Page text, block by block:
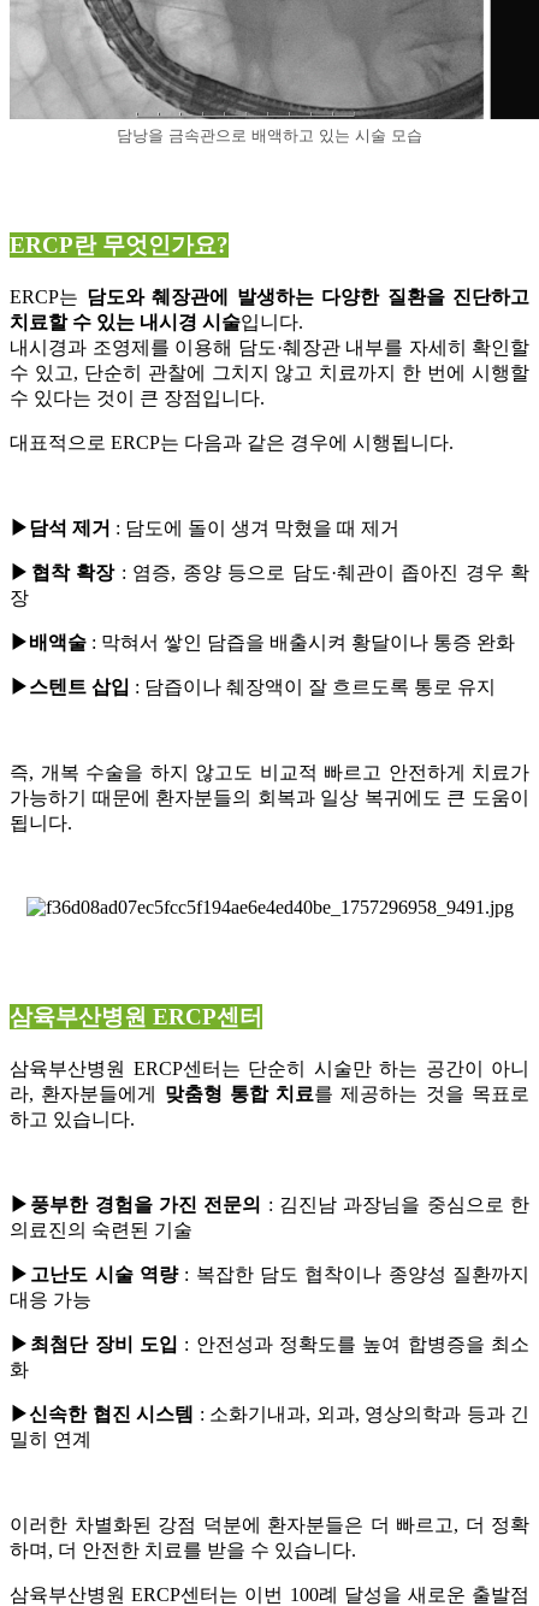
담낭을 금속관으로 배액하고 있는 시술 모습
ERCP란 무엇인가요?
ERCP는 담도와 췌장관에 발생하는 다양한 질환을 진단하고
치료할 수 있는 내시경 시술입니다.
내시경과 조영제를 이용해 담도·췌장관 내부를 자세히 확인할
수 있고, 단순히 관찰에 그치지 않고 치료까지 한 번에 시행할
수 있다는 것이 큰 장점입니다.
대표적으로 ERCP는 다음과 같은 경우에 시행됩니다.
▶담석 제거 : 담도에 돌이 생겨 막혔을 때 제거
▶ 협착 확장: 염증, 종양 등으로 담도·췌관이 좁아진 경우 확
장
▶배액술 : 막혀서 쌓인 담즙을 배출시켜 황달이나 통증 완화
▶스텐트 삽입 : 담즙이나 췌장액이 잘 흐르도록 통로 유지
즉, 개복 수술을 하지 않고도 비교적 빠르고 안전하게 치료가
가능하기 때문에 환자분들의 회복과 일상 복귀에도 큰 도움이
됩니다.
삼육부산병원 ERCP센터
삼육부산병원 ERCP센터는 단순히 시술만 하는 공간이 아니
라, 환자분들에게 맞춤형 통합 치료를 제공하는 것을 목표로
하고 있습니다.
▶ 풍부한 경험을 가진 전문의
: 김진남 과장님을 중심으로 한
의료진의 숙련된 기술
▶ 고난도 시술 역량: 복잡한 담도 협착이나 종양성 질환까지
대응 가능
▶ 최첨단 장비 도입 : 안전성과 정확도를 높여 합병증을 최소
화
▶신속한 협진 시스템 : 소화기내과, 외과, 영상의학과 등과 긴
밀히 연계
이러한 차별화된 강점 덕분에 환자분들은 더 빠르고, 더 정확
하며, 더 안전한 치료를 받을 수 있습니다.
삼육부산병원 ERCP센터는 이번 100례 달성을 새로운 출발점